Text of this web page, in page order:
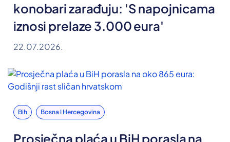
konobari zarađuju: 'S napojnicama
iznosi prelaze 3.000 eura'
22.07.2026.
Bih Bosna I Hercegovina
Prosječna plaća u BiH porasla na